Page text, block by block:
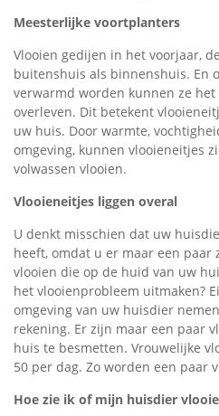
Meesterlijke voortplanters
Vlooien gedijen in het voorjaar,
buitenshuis als binnenshuis. En
verwarmd worden kunnen ze
overleven. Dit betekent
uw huis. Door warmte,
omgeving, kunnen vlooieneitjes
volwassen vlooien.
Vlooieneitjes liggen overal
U denkt misschien dat uw
heeft, omdat u er maar een paar
vlooien die op de huid van uw
het vlooienprobleem uitmaken?
omgeving van uw huisdier
rekening. Er zijn maar een paar
huis te besmetten. Vrouwelijke
50 per dag. Zo worden een paar
Hoe zie ik of mijn huisdier